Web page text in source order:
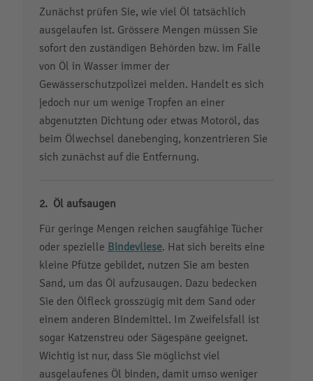
Zunächst prüfen Sie, wie viel Öl tatsächlich
ausgelaufen ist. Grössere Mengen müssen Sie
sofort den zuständigen Behörden bzw. im Falle
von Öl in Wasser immer der
Gewässerschutzpolizei melden. Handelt es sich
jedoch nur um wenige Tropfen an einer
abgenutzten Dichtung oder etwas Motoröl, das
beim Ölwechsel danebenging, konzentrieren Sie
sich zunächst auf die Entfernung.
Öl aufsaugen
Für geringe Mengen reichen saugfähige Tücher
oder spezielle Bindevliese. Hat sich bereits eine
kleine Pfütze gebildet, nutzen Sie am besten
Sand, um das Öl aufzusaugen. Dazu bedecken
Sie den Ölfleck grosszügig mit dem Sand oder
einem anderen Bindemittel. Im Zweifelsfall ist
sogar Katzenstreu oder Sägespäne geeignet.
Wichtig ist nur, dass Sie möglichst viel
ausgelaufenes Öl binden, damit umso weniger